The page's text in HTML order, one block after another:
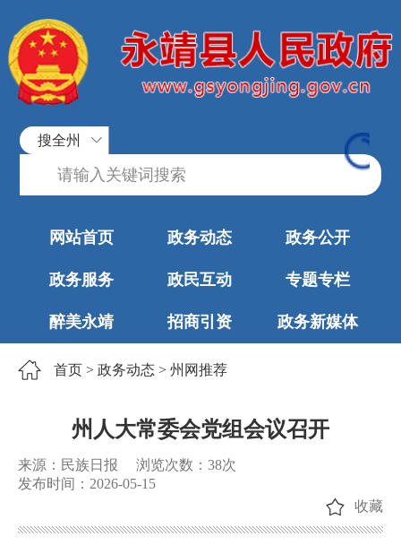
搜全州
网站首页 政务动态 政务公开
政务服务 政民互动 专题专栏
醉美永靖 招商引资 政务新媒体
首页 > 政务动态 > 州网推荐
州人大常委会党组会议召开
来源：民族日报 浏览次数： 38次
发布时间：2026-05-15
收藏